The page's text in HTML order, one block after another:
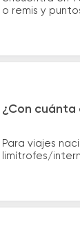
o remis y
¿Con cuánta
Para viajes
limítrofes/